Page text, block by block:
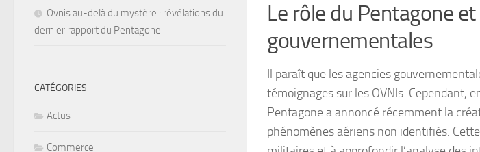
Le rôle du Pentagone
gouvernementales
Il paraît que les agencies
témoignages sur les OVNIs. Cependant,
Pentagone a annoncé récemment la
phénomènes aériens non identifiés.
Ovnis au-delà du mystère : révélations du
dernier rapport du Pentagone
CATÉGORIES
Actus
Commerce